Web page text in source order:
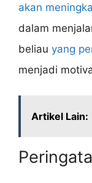
akan
dalam
beliau yang
menjadi
Artikel Lain: